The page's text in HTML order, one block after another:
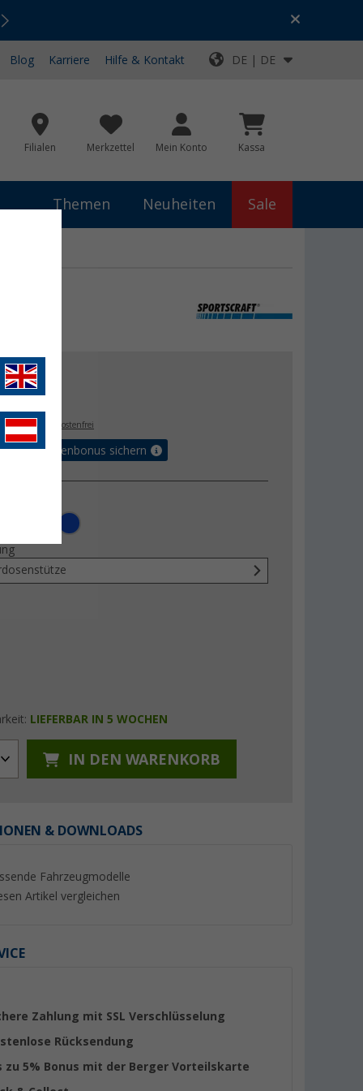
Top-Deals für dein Abenteuer!
Blog Karriere Hilfe & Kontakt DE | DE
Filialen Merkzettel Mein Konto Kassa
Themen Neuheiten Sale
€
€
MwSt.,versandkostenfrei
sichern
LIEFERBAR IN 5 WOCHEN
IN DEN WARENKORB
& DOWNLOADS
Fahrzeugmodelle
Artikel vergleichen
Zahlung mit SSL Verschlüsselung
Rücksendung
zu 5% Bonus mit der Berger Vorteilskarte
169,- €